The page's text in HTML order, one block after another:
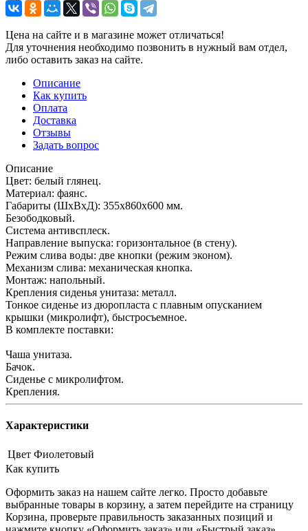
Цена на сайте и в магазине может отличаться!
Для уточнения необходимо позвонить в нужный вам отдел,
либо оставить заказ на сайте.
Описание
Как купить
Оплата
Доставка
Отзывы
Задать вопрос
Описание
Цвет: белый глянец.
Материал: фаянс.
Габариты (ШxВxД): 355х860х600 мм.
Безободковый.
Система антивсплеск.
Направление выпуска: горизонтальное (в стену).
Режим слива воды: две кнопки (режим эконом).
Механизм слива: механическая кнопка.
Монтаж: напольный.
Крепления сиденья унитаза: металл.
Тонкое сиденье из дюропласта с плавным опусканием
крышки (микролифт), быстросъемное.
В комплекте поставки:
Чаша унитаза.
Бачок.
Сиденье с микролифтом.
Крепления.
Характеристики
Цвет Фиолетовый
Как купить
Оформить заказ на нашем сайте легко. Просто добавьте
выбранные товары в корзину, а затем перейдите на страницу
Корзина, проверьте правильность заказанных позиций и